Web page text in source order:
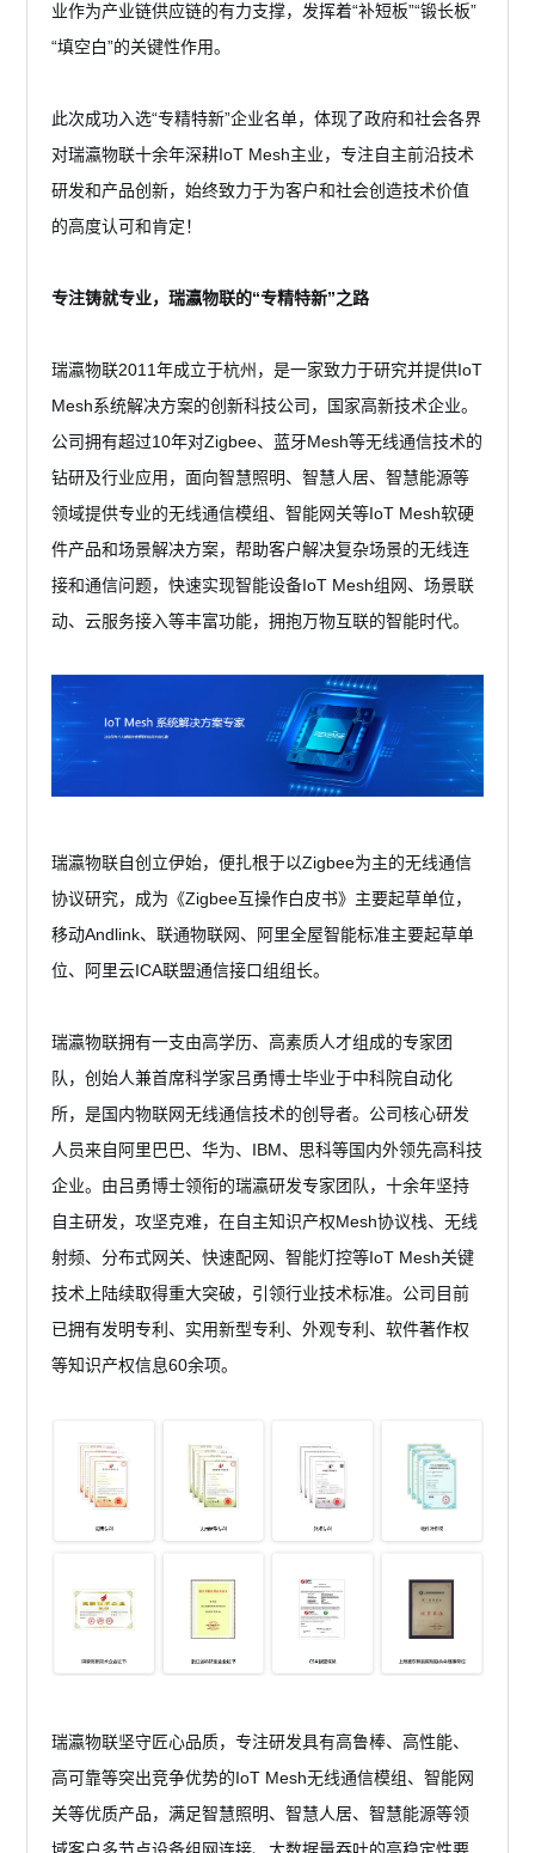
业作为产业链供应链的有力支撑，发挥着“补短板”“锻长板”
“填空白”的关键性作用。
此次成功入选“专精特新”企业名单，体现了政府和社会各界
对瑞瀛物联十余年深耕IoT Mesh主业，专注自主前沿技术
研发和产品创新，始终致力于为客户和社会创造技术价值
的高度认可和肯定！
专注铸就专业，瑞瀛物联的“专精特新”之路
瑞瀛物联2011年成立于杭州，是一家致力于研究并提供IoT
Mesh系统解决方案的创新科技公司，国家高新技术企业。
公司拥有超过10年对Zigbee、蓝牙Mesh等无线通信技术的
钻研及行业应用，面向智慧照明、智慧人居、智慧能源等
领域提供专业的无线通信模组、智能网关等IoT Mesh软硬
件产品和场景解决方案，帮助客户解决复杂场景的无线连
接和通信问题，快速实现智能设备IoT Mesh组网、场景联
动、云服务接入等丰富功能，拥抱万物互联的智能时代。
瑞瀛物联自创立伊始，便扎根于以Zigbee为主的无线通信
协议研究，成为《Zigbee互操作白皮书》主要起草单位，
移动Andlink、联通物联网、阿里全屋智能标准主要起草单
位、阿里云ICA联盟通信接口组组长。
瑞瀛物联拥有一支由高学历、高素质人才组成的专家团
队，创始人兼首席科学家吕勇博士毕业于中科院自动化
所，是国内物联网无线通信技术的创导者。公司核心研发
人员来自阿里巴巴、华为、IBM、思科等国内外领先高科技
企业。由吕勇博士领衔的瑞瀛研发专家团队，十余年坚持
自主研发，攻坚克难，在自主知识产权Mesh协议栈、无线
射频、分布式网关、快速配网、智能灯控等IoT Mesh关键
技术上陆续取得重大突破，引领行业技术标准。公司目前
已拥有发明专利、实用新型专利、外观专利、软件著作权
等知识产权信息60余项。
瑞瀛物联坚守匠心品质，专注研发具有高鲁棒、高性能、
高可靠等突出竞争优势的IoT Mesh无线通信模组、智能网
关等优质产品，满足智慧照明、智慧人居、智慧能源等领